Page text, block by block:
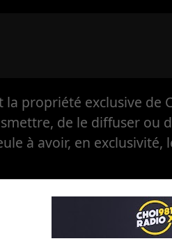
propriété exclusive de
de le diffuser ou
à avoir, en